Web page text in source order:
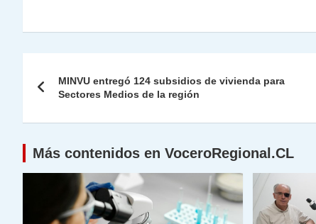
at
A
p
p
e
a
m
c
b
o
o
k
itt k
dI
n
p
Li
k
ai ai nt
de
entradas
MINVU entregó 124 subsidios de vivienda para
Sectores Medios de la región
Más contenidos en VoceroRegional.CL